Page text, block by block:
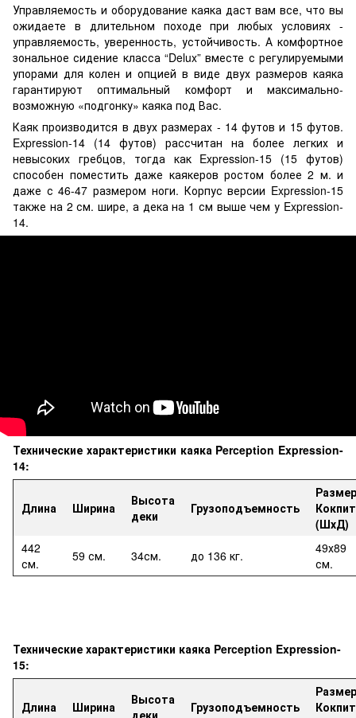
Управляемость и оборудование каяка даст вам все, что вы
ожидаете в длительном походе при любых условиях -
управляемость, уверенность, устойчивость. А комфортное
зональное сидение класса “Delux” вместе с регулируемыми
упорами для колен и опцией в виде двух размеров каяка
гарантируют оптимальный комфорт и максимально-
возможную «подгонку» каяка под Вас.
Каяк производится в двух размерах - 14 футов и 15 футов.
Expression-14 (14 футов) рассчитан на более легких и
невысоких гребцов, тогда как Expression-15 (15 футов)
способен поместить даже каякеров ростом более 2 м. и
даже с 46-47 размером ноги. Корпус версии Expression-15
также на 2 см. шире, а дека на 1 см выше чем у Expression-
14.
Технические характеристики каяка Perception Expression-
14:
Длина Ширина
Высота
деки
Грузоподъемность
Размер
(ШхД)
442
см.
59 см. 34см. до 136 кг.
49х89
см.
Технические характеристики каяка Perception Expression-
15:
Длина Ширина
Высота
деки
Грузоподъемность
Размер